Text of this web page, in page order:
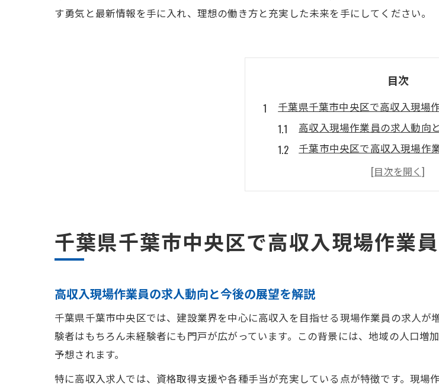
す勇気と最新情報を手に入れ、理想の働き方と充実した未来を手にしてください。
目次
千葉県千葉市中央区で高収入現場
高収入現場作業員の求人動向
千葉市中央区で高収入現場作
現場作業員で高収入を実現す
高収入現場作業員の採用条件
未経験から高収入現場作業員に転
未経験でも高収入現場作業員
未経験歓迎の高収入現場作業
未経験で高収入現場作業員に
高収入現場作業員の研修やサ
千葉市中央区で高収入現場作
千葉県千葉市中央区で高収入現場作業
高収入現場作業員の求人動向と今後の展望を解説
千葉県千葉市中央区では、建設業界を中心に高収入を目指せる現場作業員の求人
験者はもちろん未経験者にも門戸が広がっています。この背景には、地域の人口増
予想されます。
特に高収入求人では、資格取得支援や各種手当が充実している点が特徴です。現場